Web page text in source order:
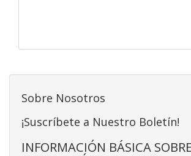
Sobre Nosotros
¡Suscríbete a Nuestro Boletín!
INFORMACIÓN BÁSICA SOBRE